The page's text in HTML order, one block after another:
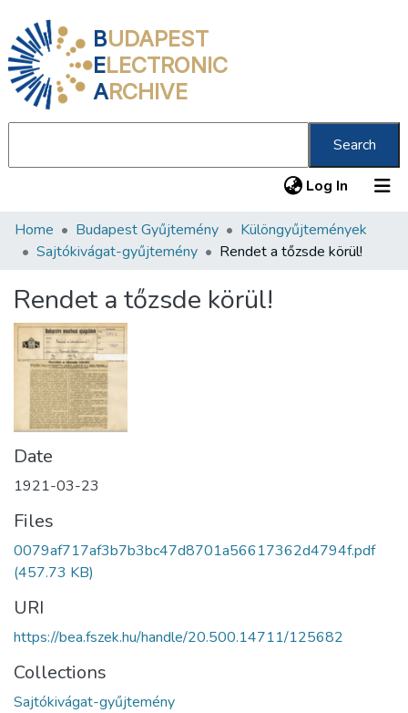
BUDAPEST
ELECTRONIC
ARCHIVE
Search
Log In (current)
Communities & Collections
Statistics
About us
Home Budapest Gyűjtemény
Különgyűjtemények
Sajtókivágat-gyűjtemény
Rendet a tőzsde körül!
Rendet a tőzsde körül!
Date
1921-03-23
Files
0079af717af3b7b3bc47d8701a56617362d4794f.pdf
(457.73 KB)
URI
https://bea.fszek.hu/handle/20.500.14711/125682
Collections
Sajtókivágat-gyűjtemény